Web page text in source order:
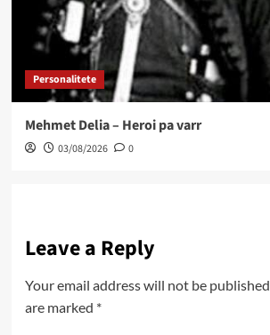
Personalitete
Mehmet Delia – Heroi pa varr
03/08/2026 0
Leave a Reply
Your email address will not be published.
are marked *